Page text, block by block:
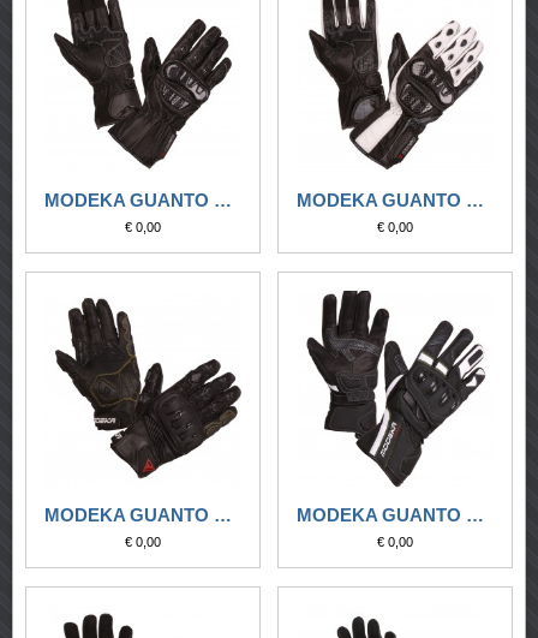
MODEKA GUANTO SPORTIE NERO
€ 0,00
MODEKA GUANTO SPORTIE NERO-BIANCO
€ 0,00
MODEKA GUANTO SPORTIVO BAALI NERO
€ 0,00
MODEKA GUANTO SPORTIVO CHALLENGE LONG
€ 0,00